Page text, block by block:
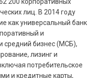
лиц. В 2014 году
как универсальный банк
и
средний бизнес (МСБ),
лизинг и
потребительское
и кредитные карты,